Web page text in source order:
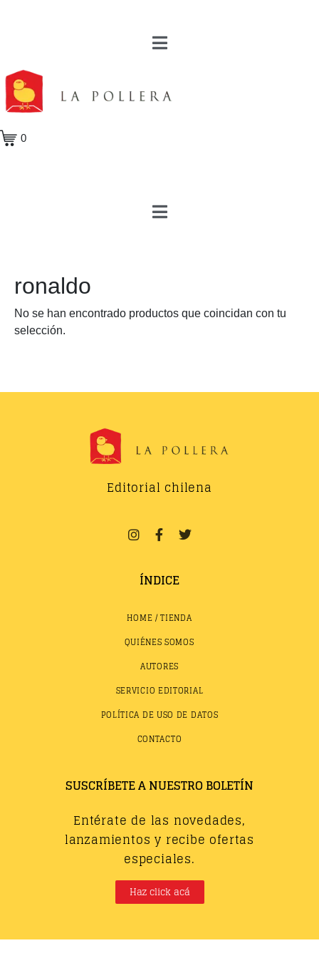
0
ronaldo
No se han encontrado productos que coincidan con tu
selección.
Editorial chilena
ÍNDICE
HOME / TIENDA
QUIÉNES SOMOS
AUTORES
SERVICIO EDITORIAL
POLÍTICA DE USO DE DATOS
CONTACTO
SUSCRÍBETE A NUESTRO BOLETÍN
Entérate de las novedades,
lanzamientos y recibe ofertas
especiales.
Haz click acá